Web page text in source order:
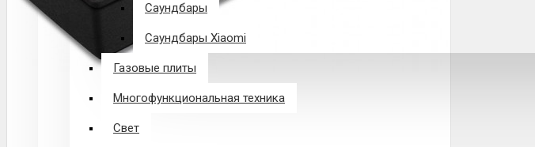
Саундбары
Саундбары Xiaomi
Газовые плиты
Многофункциональная техника
Свет